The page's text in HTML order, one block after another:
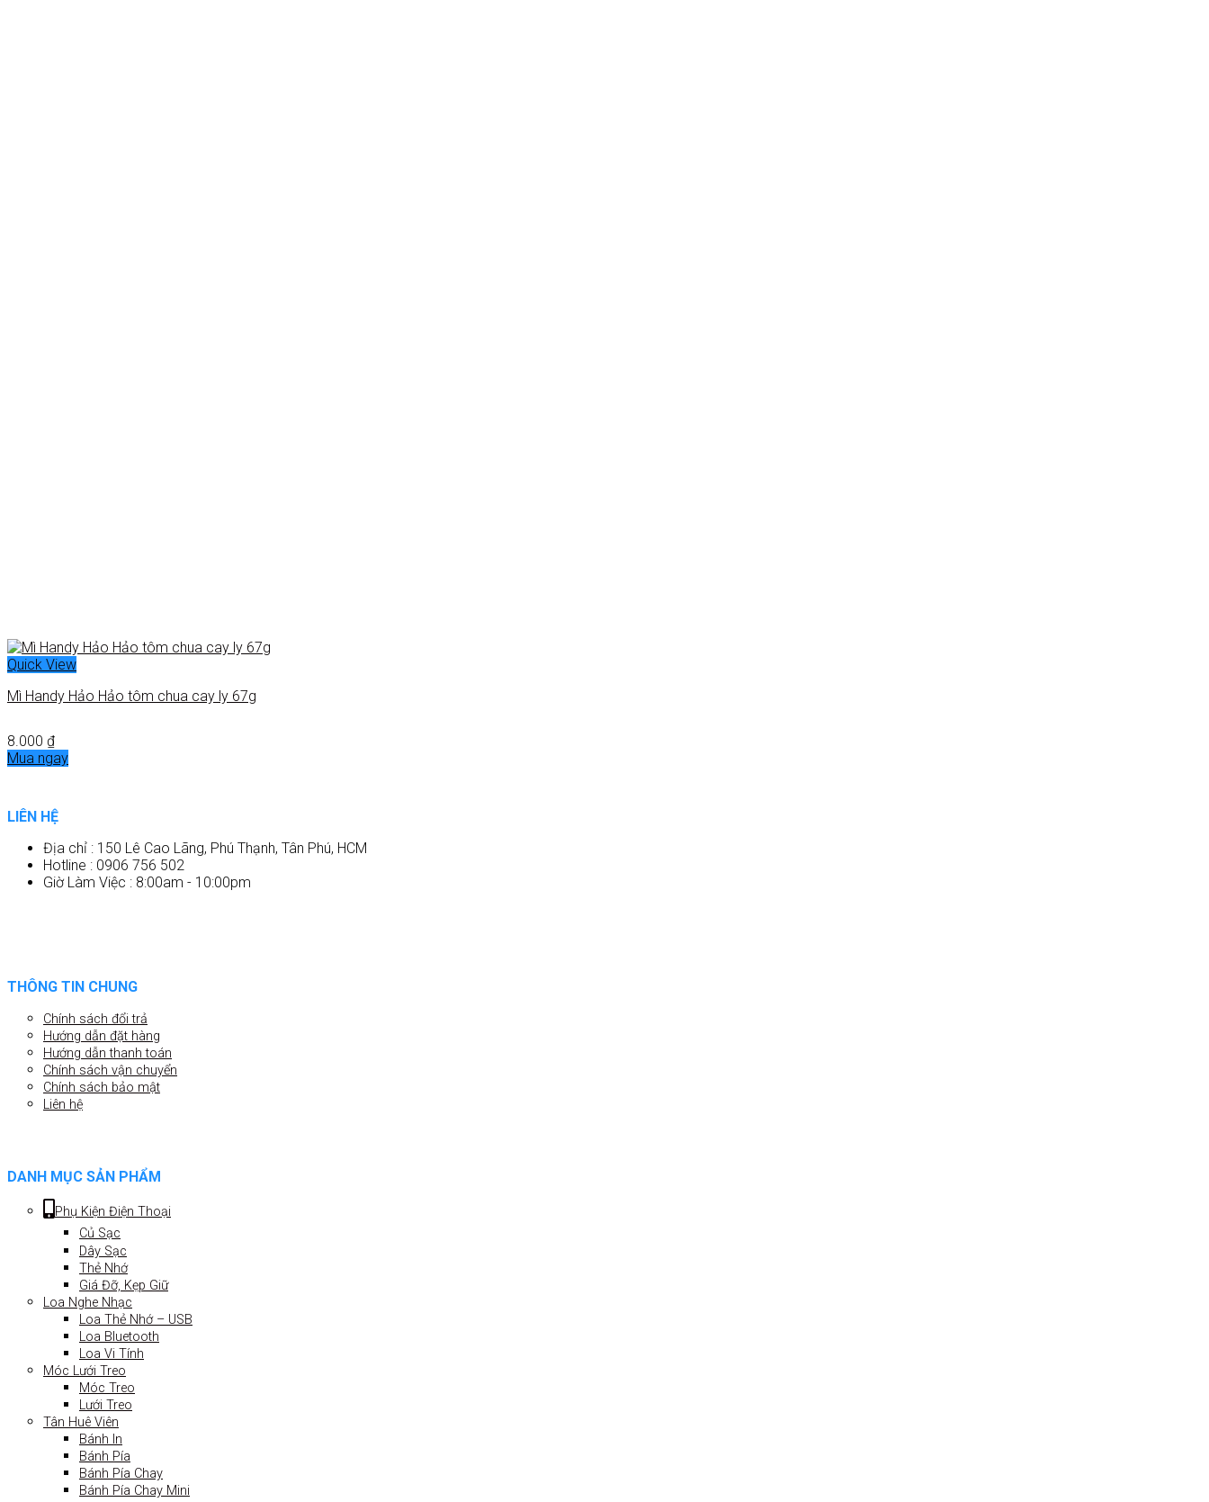
Quick View
Mì Handy Hảo Hảo tôm chua cay ly 67g
8.000 ₫
Mua ngay
LIÊN HỆ
Địa chỉ : 150 Lê Cao Lãng, Phú Thạnh, Tân Phú, HCM
Hotline : 0906 756 502
Giờ Làm Việc : 8:00am - 10:00pm
THÔNG TIN CHUNG
Chính sách đổi trả
Hướng dẫn đặt hàng
Hướng dẫn thanh toán
Chính sách vận chuyển
Chính sách bảo mật
Liên hệ
DANH MỤC SẢN PHẨM
Phụ Kiện Điện Thoại
Củ Sạc
Dây Sạc
Thẻ Nhớ
Giá Đỡ, Kẹp Giữ
Loa Nghe Nhạc
Loa Thẻ Nhớ – USB
Loa Bluetooth
Loa Vi Tính
Móc Lưới Treo
Móc Treo
Lưới Treo
Tân Huê Viên
Bánh In
Bánh Pía
Bánh Pía Chay
Bánh Pía Chay Mini